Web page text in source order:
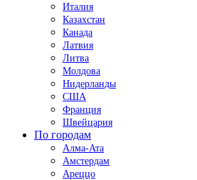
Италия
Казахстан
Канада
Латвия
Литва
Молдова
Нидерланды
США
Франция
Швейцария
По городам
Алма-Ата
Амстердам
Ареццо